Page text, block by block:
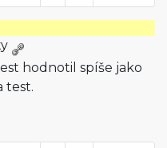
hodnotil spíše jako
test.